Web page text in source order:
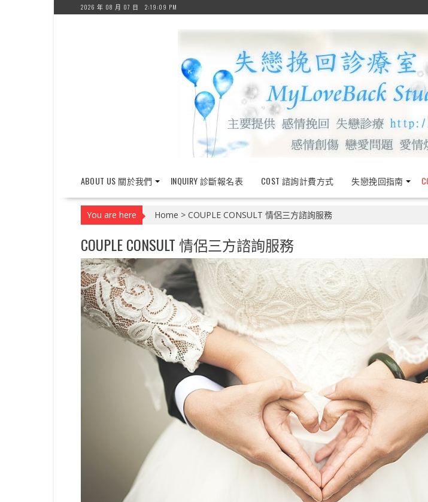
2026 年 08 月 07 日 2:19:10 PM
ABOUT US 關於我們 INQUIRY 診斷報名表 COST 諮詢計費方式 失戀挽回指南
You are here Home > COUPLE CONSULT 情侶三方諮詢服務
COUPLE CONSULT 情侶三方諮詢服務